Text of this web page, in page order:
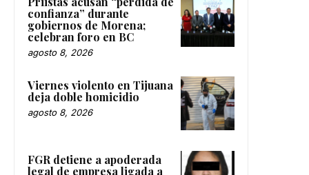
confianza” durante
gobiernos de Morena;
celebran foro en BC
agosto 8, 2026
Viernes violento en Tijuana
deja doble homicidio
agosto 8, 2026
FGR detiene a apoderada
legal de empresa ligada a